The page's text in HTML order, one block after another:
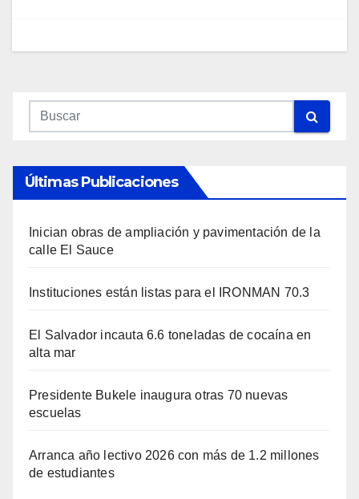
Últimas Publicaciones
Inician obras de ampliación y pavimentación de la
calle El Sauce
Instituciones están listas para el IRONMAN 70.3
El Salvador incauta 6.6 toneladas de cocaína en
alta mar
Presidente Bukele inaugura otras 70 nuevas
escuelas
Arranca año lectivo 2026 con más de 1.2 millones
de estudiantes